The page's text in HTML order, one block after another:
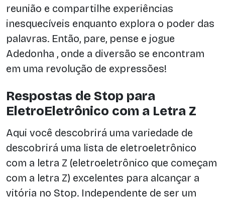
reunião e compartilhe experiências
inesquecíveis enquanto explora o poder das
palavras. Então, pare, pense e jogue
Adedonha , onde a diversão se encontram
em uma revolução de expressões!
Respostas de Stop para
EletroEletrônico com a Letra Z
Aqui você descobrirá uma variedade de
descobrirá uma lista de eletroeletrônico
com a letra Z (eletroeletrônico que começam
com a letra Z) excelentes para alcançar a
vitória no Stop. Independente de ser um